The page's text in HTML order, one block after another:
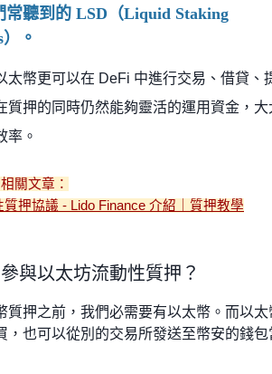
常聽到的 LSD（Liquid Staking
。
太幣更可以在 DeFi 中進行交易、借貸、
質押的同時仍然能夠靈活的運用資金，大
率。
關文章：
押協議 - Lido Finance 介紹｜質押教學
與以太坊流動性質押？
質押之前，我們必需要有以太幣。而以太
，也可以從別的交易所發送至幣安的錢包